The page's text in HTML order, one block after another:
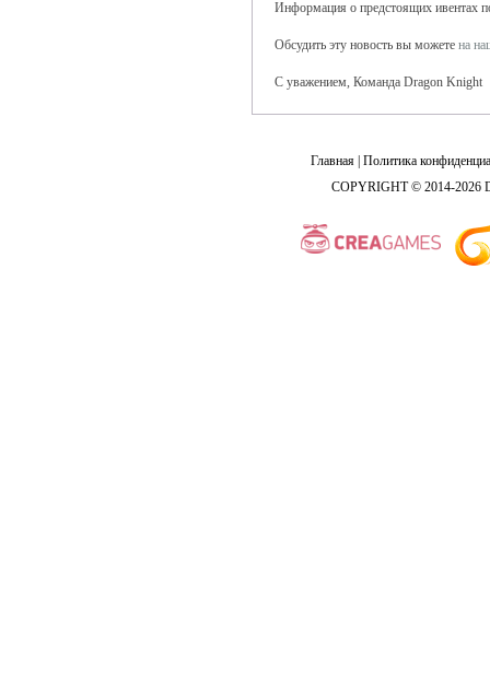
Информация о предстоящих ивентах
Обсудить эту новость вы можете на
С уважением, Команда Dragon Knight
Главная Политика
COPYRIGHT © 2014-2026